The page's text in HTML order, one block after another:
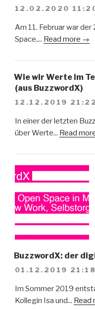
12.02.2020
Am 11. Februar war
Space,... Read more →
Wie wir Werte im
(aus BuzzwordX)
12.12.2019 21:22
In einer der letzten
über Werte... Read
BuzzwordX: der
01.12.2019 21:18
Im Sommer 2019
Kollegin Isa und... Read